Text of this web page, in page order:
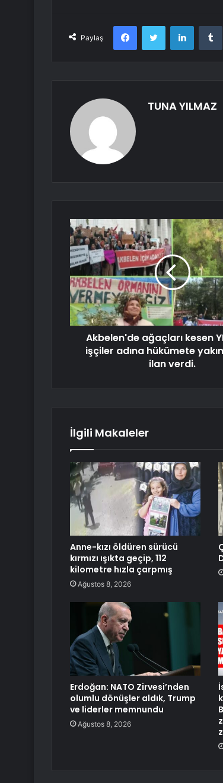
Paylaş
FacebookTwitter LinkedIn
TUNA YILMAZ
Akbelen'de ağaçları kesen
işçiler adına hükümete
ilan verdi.
İlgili Makaleler
Anne-kızı öldüren sürücü
kırmızı ışıkta geçip, 112
kilometre hızla çarpmış
Ağustos 8, 2026
Erdoğan: NATO Zirvesi’nden
olumlu dönüşler aldık, Trump
ve liderler memnundu
Ağustos 8, 2026